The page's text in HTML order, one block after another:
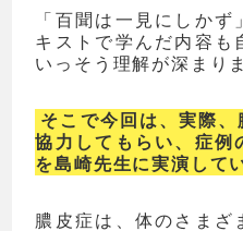
「百聞は一見にしか
キストで学んだ内容も
いっそう理解が深まり
そこで今回は、実際
協力してもらい、症例
を島崎先生に実演して
膿皮症は、体のさまざ